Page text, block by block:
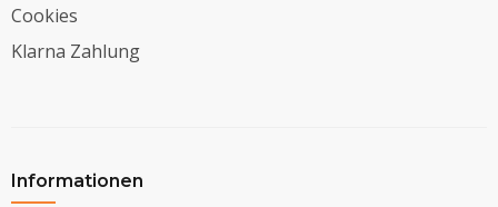
Cookies
Klarna Zahlung
Informationen